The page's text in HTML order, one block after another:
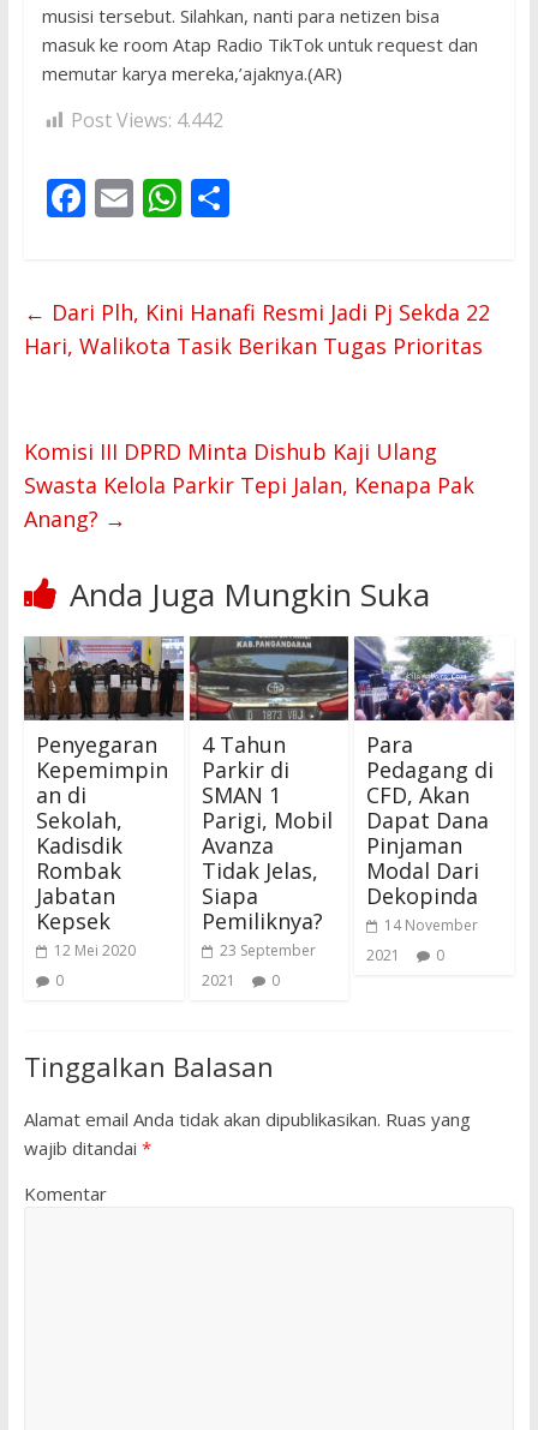
musisi tersebut. Silahkan, nanti para netizen bisa
masuk ke room Atap Radio TikTok untuk request dan
memutar karya mereka,’ajaknya.(AR)
Post Views: 4.442
F
b
o
E
l
W
s
A
S
e
← Dari Plh, Kini Hanafi Resmi Jadi Pj Sekda 22
Hari, Walikota Tasik Berikan Tugas Prioritas
Komisi III DPRD Minta Dishub Kaji Ulang
Swasta Kelola Parkir Tepi Jalan, Kenapa Pak
Anang? →
Anda Juga Mungkin Suka
Penyegaran
Kepemimpin
an di
Sekolah,
Kadisdik
Rombak
Jabatan
Kepsek
12 Mei 2020
0
4 Tahun
Parkir di
SMAN 1
Parigi, Mobil
Avanza
Tidak Jelas,
Siapa
Pemiliknya?
23 September
2021
0
Para
Pedagang di
CFD, Akan
Dapat Dana
Pinjaman
Modal Dari
Dekopinda
14 November
2021
0
Tinggalkan Balasan
Alamat email Anda tidak akan dipublikasikan. Ruas yang
wajib ditandai *
Komentar